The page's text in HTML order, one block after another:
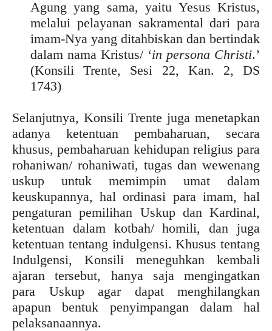
Agung yang sama, yaitu Yesus Kristus,
melalui pelayanan sakramental dari para
imam-Nya yang ditahbiskan dan bertindak
dalam nama Kristus/ ‘in persona Christi.’
(Konsili Trente, Sesi 22, Kan. 2, DS
1743)
Selanjutnya, Konsili Trente juga menetapkan
adanya ketentuan pembaharuan, secara
khusus, pembaharuan kehidupan religius para
rohaniwan/ rohaniwati, tugas dan wewenang
uskup untuk memimpin umat dalam
keuskupannya, hal ordinasi para imam, hal
pengaturan pemilihan Uskup dan Kardinal,
ketentuan dalam kotbah/ homili, dan juga
ketentuan tentang indulgensi. Khusus tentang
Indulgensi, Konsili meneguhkan kembali
ajaran tersebut, hanya saja mengingatkan
para Uskup agar dapat menghilangkan
apapun bentuk penyimpangan dalam hal
pelaksanaannya.